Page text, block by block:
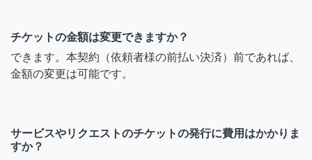
チケットの金額は変更できますか？
できます。本契約（依頼者様の前払い決済）前であれば、
金額の変更は可能です。
サービスやリクエストのチケットの発行に費用はかかりま
すか？